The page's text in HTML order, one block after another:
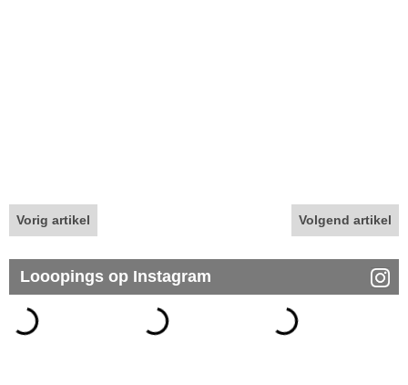
Vorig artikel Volgend artikel
Looopings op Instagram